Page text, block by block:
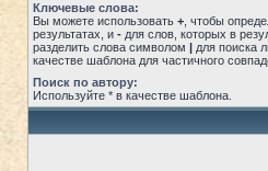
Ключевые слова:
Вы можете использовать + , чтобы
результатах, и - для слов, которых в
разделить слова символом | для поиска
качестве шаблона для частичного
Поиск по автору:
Используйте * в качестве шаблона.